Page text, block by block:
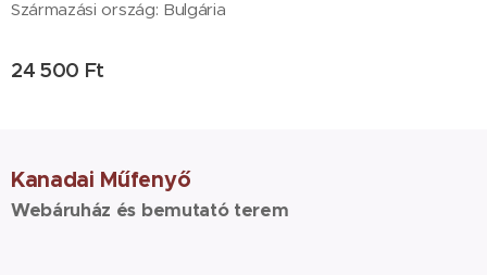
Származási ország: Bulgária
24 500 Ft
Kanadai Műfenyő
Webáruház és bemutató terem